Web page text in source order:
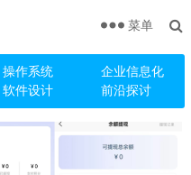
操作系统
企业信息化
软件设计 前沿探讨
菜单